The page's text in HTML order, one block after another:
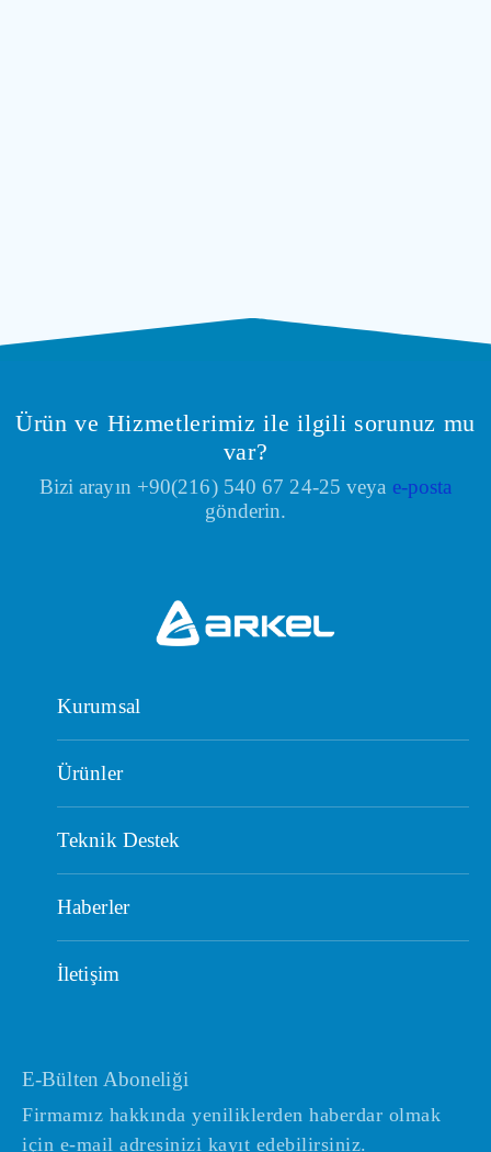
Ürün ve Hizmetlerimiz ile ilgili sorunuz mu
var?
Bizi arayın +90(216) 540 67 24-25 veya e-posta
gönderin.
Kurumsal
Ürünler
Teknik Destek
Haberler
İletişim
E-Bülten Aboneliği
Firmamız hakkında yeniliklerden haberdar olmak
için e-mail adresinizi kayıt edebilirsiniz.